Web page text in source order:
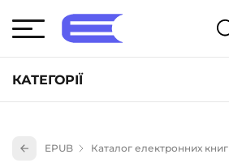
КАТЕГОРІЇ
Книги для дітей (835)
EPUB Каталог електронних книг